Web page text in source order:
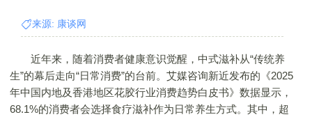
来源: 康谈网
近年来，随着消费者健康意识觉醒，中式滋补从“传统养
生”的幕后走向“日常消费”的台前。艾媒咨询新近发布的《2025
年中国内地及香港地区花胶行业消费趋势白皮书》数据显示，
68.1%的消费者会选择食疗滋补作为日常养生方式。其中，超